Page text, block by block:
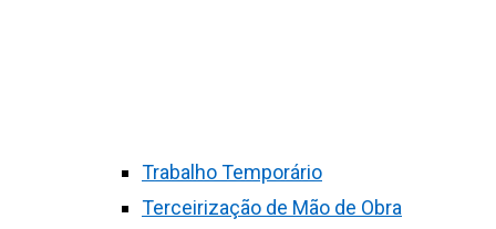
Trabalho Temporário
Terceirização de Mão de Obra